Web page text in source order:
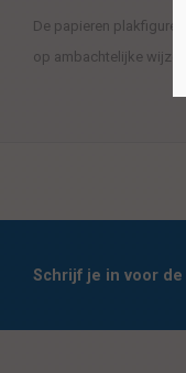
De papieren
op ambachtelijke wijze,
Schrijf je in voor